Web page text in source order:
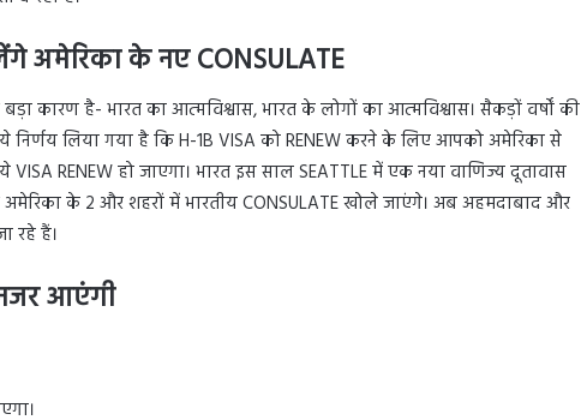
के नए CONSULATE
कारण है- भारत का आत्मविश्वास, भारत के लोगों का आत्मविश्वास। सैकड़ों वर्षों की
लिया गया है कि H-1B VISA को RENEW करने के लिए आपको अमेरिका से
RENEW हो जाएगा। भारत इस साल SEATTLE में एक नया वाणिज्य दूतावास
के 2 और शहरों में भारतीय CONSULATE खोले जाएंगे। अब अहमदाबाद और
रहे हैं।
आएंगी